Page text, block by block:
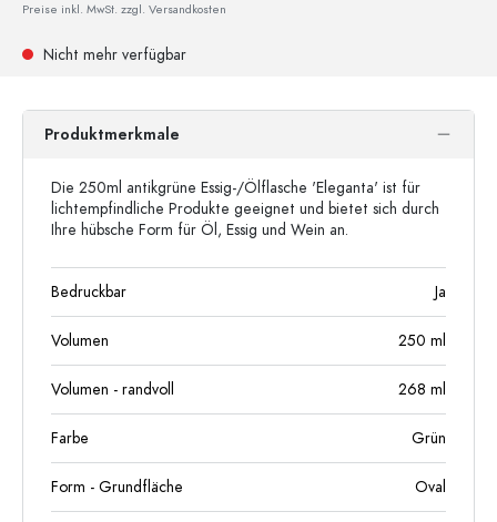
Preise inkl. MwSt. zzgl. Versandkosten
Nicht mehr verfügbar
Produktmerkmale
Die 250ml antikgrüne Essig-/Ölflasche 'Eleganta' ist für
lichtempfindliche Produkte geeignet und bietet sich durch
Ihre hübsche Form für Öl, Essig und Wein an.
Bedruckbar Ja
Volumen 250 ml
Volumen - randvoll 268 ml
Farbe Grün
Form - Grundfläche Oval